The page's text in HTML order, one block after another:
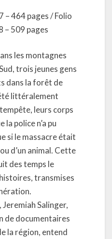
– 464 pages / Folio
– 509 pages
les montagnes
trois jeunes gens
dans la forêt de
littéralement
leurs corps
police n’a pu
si le massacre était
d’un animal. Cette
des temps le
transmises
Salinger,
de documentaires
la région, entend